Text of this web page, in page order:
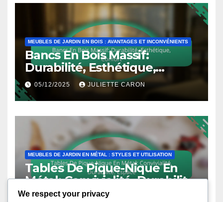
MEUBLES DE JARDIN EN BOIS : AVANTAGES ET INCONVÉNIENTS
Bancs En Bois Massif:
Durabilité, Esthétique,
Confort
05/12/2025 JULIETTE CARON
MEUBLES DE JARDIN EN MÉTAL : STYLES ET UTILISATION
Tables De Pique-Nique En
Métal: Convivialité, Durabilité,
Espace
05/12/2025 JULIETTE CARON
We respect your privacy